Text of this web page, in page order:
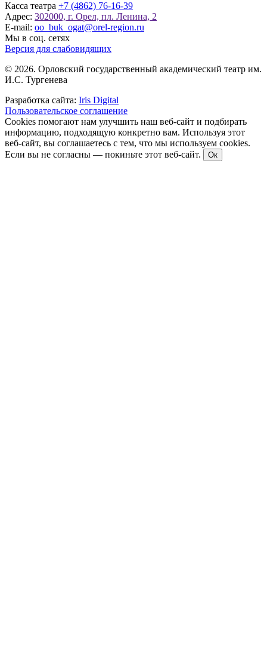
Касса театра +7 (4862) 76-16-39
Адрес: 302000, г. Орел, пл. Ленина, 2
E-mail: oo_buk_ogat@orel-region.ru
Мы в соц. сетях
Версия для слабовидящих
© 2026. Орловский государственный академический театр им.
И.С. Тургенева
Разработка сайта: Iris Digital
Пользовательское соглашение
Cookies помогают нам улучшить наш веб-сайт и подбирать
информацию, подходящую конкретно вам. Используя этот
веб-сайт, вы соглашаетесь с тем, что мы используем cookies.
Если вы не согласны — покиньте этот веб-сайт.
Ок